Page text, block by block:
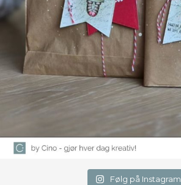
Følg på Instagram